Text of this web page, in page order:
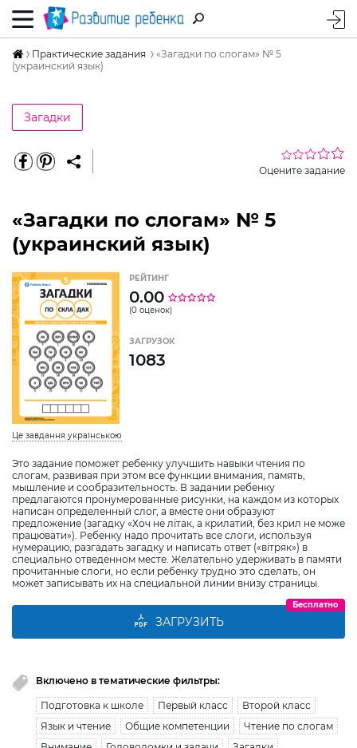
Практические задания
«Загадки по слогам» № 5
(украинский язык)
Загадки
Оцените задание
«Загадки по слогам» № 5
(украинский язык)
Це завдання українською
Это задание поможет ребенку улучшить навыки чтения по
слогам, развивая при этом все функции внимания, память,
мышление и сообразительность. В задании ребенку
предлагаются пронумерованные рисунки, на каждом из которых
написан определенный слог, а вместе они образуют
предложение (загадку «Хоч не літак, а крилатий, без крил не може
працювати»). Ребенку надо прочитать все слоги, используя
нумерацию, разгадать загадку и написать ответ («вітряк») в
специально отведенном месте. Желательно удерживать в памяти
прочитанные слоги, но если ребенку трудно это сделать, он
может записывать их на специальной линии внизу страницы.
РЕЙТИНГ
0.00
(0 оценок)
ЗАГРУЗОК
1083
ЗАГРУЗИТЬ
Бесплатно
Включено в тематические фильтры:
Подготовка к школе Первый класс
Второй класс
Язык и чтение
Общие компетенции
Чтение по слогам